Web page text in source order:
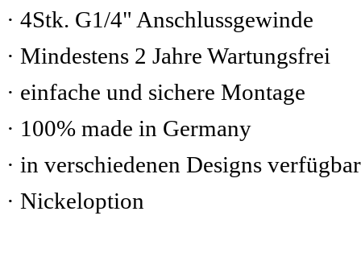
· 4Stk. G1/4" Anschlussgewinde
· Mindestens 2 Jahre Wartungsfrei
· einfache und sichere Montage
· 100% made in Germany
· in verschiedenen Designs verfügbar
· Nickeloption